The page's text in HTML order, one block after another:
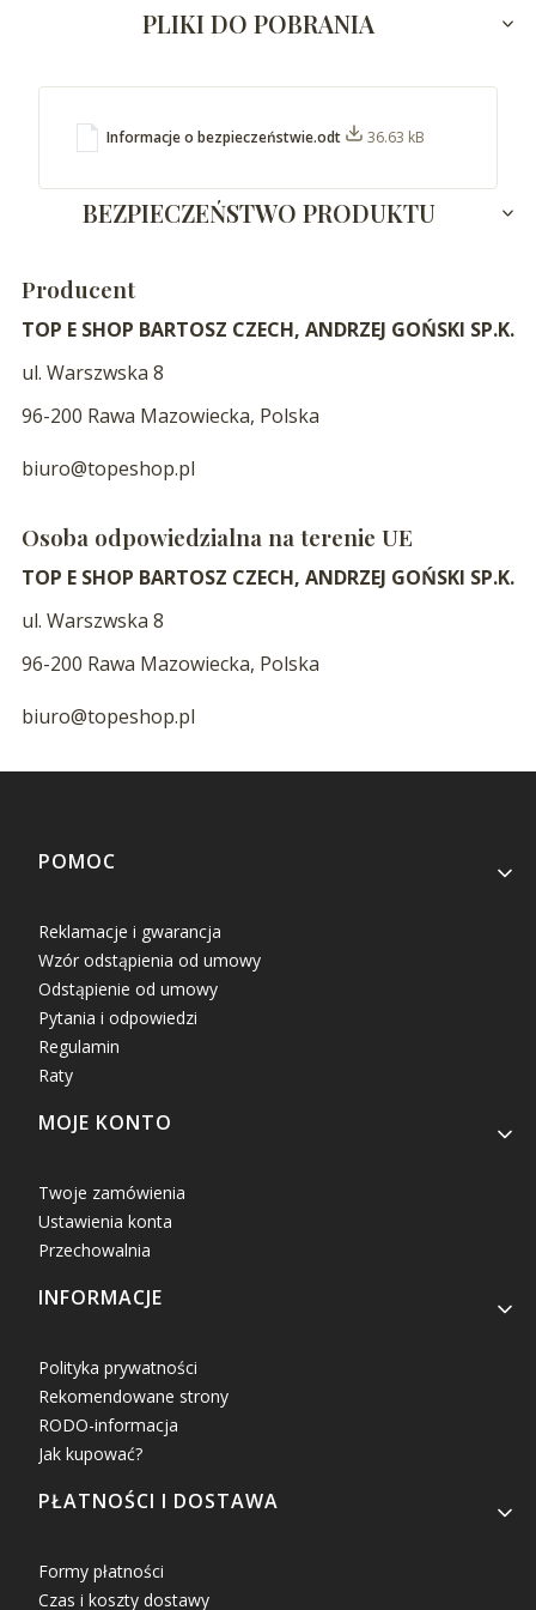
PLIKI DO POBRANIA
Informacje o bezpieczeństwie.odt 36.63 kB
BEZPIECZEŃSTWO PRODUKTU
Producent
TOP E SHOP BARTOSZ CZECH, ANDRZEJ GOŃSKI SP.K.
ul. Warszwska 8
96-200 Rawa Mazowiecka, Polska
biuro@topeshop.pl
Osoba odpowiedzialna na terenie UE
TOP E SHOP BARTOSZ CZECH, ANDRZEJ GOŃSKI SP.K.
ul. Warszwska 8
96-200 Rawa Mazowiecka, Polska
biuro@topeshop.pl
Linki w stopce
POMOC
Reklamacje i gwarancja
Wzór odstąpienia od umowy
Odstąpienie od umowy
Pytania i odpowiedzi
Regulamin
Raty
MOJE KONTO
Twoje zamówienia
Ustawienia konta
Przechowalnia
INFORMACJE
Polityka prywatności
Rekomendowane strony
RODO-informacja
Jak kupować?
PŁATNOŚCI I DOSTAWA
Formy płatności
Czas i koszty dostawy